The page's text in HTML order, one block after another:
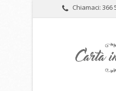
Chiamaci:366